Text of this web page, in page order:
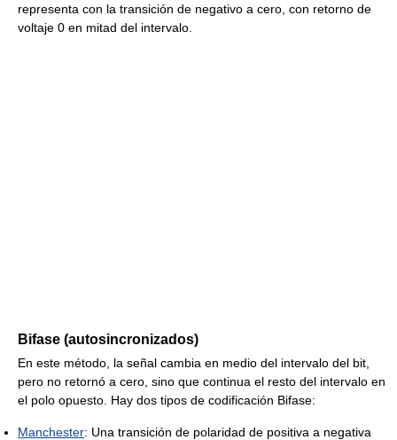
representa con la transición de negativo a cero, con retorno de
voltaje 0 en mitad del intervalo.
Bifase (autosincronizados)
En este método, la señal cambia en medio del intervalo del bit,
pero no retornó a cero, sino que continua el resto del intervalo en
el polo opuesto. Hay dos tipos de codificación Bifase:
Manchester: Una transición de polaridad de positiva a negativa